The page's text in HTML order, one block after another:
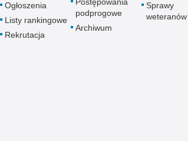
Ogłoszenia
Listy rankingowe
Rekrutacja
podprogowe
Archiwum
Sprawy
weteranów